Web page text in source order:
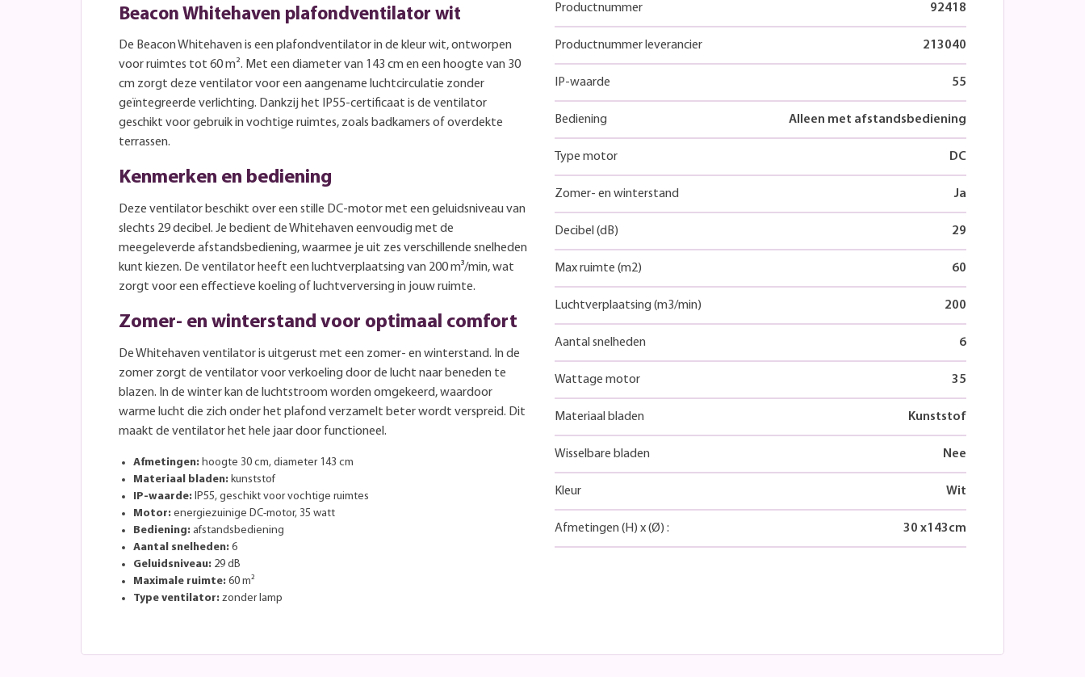
Beacon Whitehaven plafondventilator wit
De Beacon Whitehaven is een plafondventilator in de kleur wit, ontworpen
voor ruimtes tot 60 m². Met een diameter van 143 cm en een hoogte van 30
cm zorgt deze ventilator voor een aangename luchtcirculatie zonder
geïntegreerde verlichting. Dankzij het IP55-certificaat is de ventilator
geschikt voor gebruik in vochtige ruimtes, zoals badkamers of overdekte
terrassen.
Kenmerken en bediening
Deze ventilator beschikt over een stille DC-motor met een geluidsniveau van
slechts 29 decibel. Je bedient de Whitehaven eenvoudig met de
meegeleverde afstandsbediening, waarmee je uit zes verschillende snelheden
kunt kiezen. De ventilator heeft een luchtverplaatsing van 200 m³/min, wat
zorgt voor een effectieve koeling of luchtverversing in jouw ruimte.
Zomer- en winterstand voor optimaal comfort
De Whitehaven ventilator is uitgerust met een zomer- en winterstand. In de
zomer zorgt de ventilator voor verkoeling door de lucht naar beneden te
blazen. In de winter kan de luchtstroom worden omgekeerd, waardoor
warme lucht die zich onder het plafond verzamelt beter wordt verspreid. Dit
maakt de ventilator het hele jaar door functioneel.
Afmetingen: hoogte 30 cm, diameter 143 cm
Materiaal bladen: kunststof
IP-waarde: IP55, geschikt voor vochtige ruimtes
Motor: energiezuinige DC-motor, 35 watt
Bediening: afstandsbediening
Aantal snelheden: 6
Geluidsniveau: 29 dB
Maximale ruimte: 60 m²
Type ventilator: zonder lamp
Productnummer 92418
Productnummer leverancier 213040
IP-waarde 55
Bediening Alleen met afstandsbediening
Type motor DC
Zomer- en winterstand Ja
Decibel (dB) 29
Max ruimte (m2) 60
Luchtverplaatsing (m3/min) 200
Aantal snelheden 6
Wattage motor 35
Materiaal bladen Kunststof
Wisselbare bladen Nee
Kleur Wit
Afmetingen (H) x(Ø) : 30 x143cm